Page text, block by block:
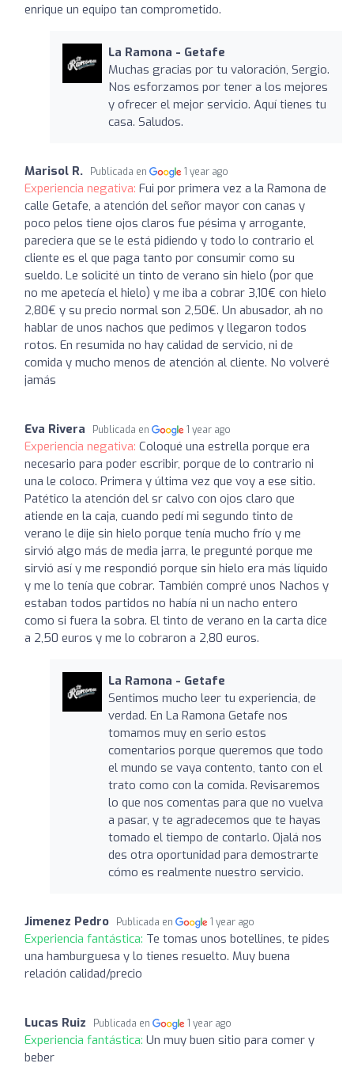
enrique un equipo tan comprometido.
La Ramona - Getafe
Muchas gracias por tu valoración, Sergio.
Nos esforzamos por tener a los mejores
y ofrecer el mejor servicio. Aquí tienes tu
casa. Saludos.
Marisol R. Publicada en 1 year ago
Experiencia negativa: Fui por primera vez a la Ramona de
calle Getafe, a atención del señor mayor con canas y
poco pelos tiene ojos claros fue pésima y arrogante,
pareciera que se le está pidiendo y todo lo contrario el
cliente es el que paga tanto por consumir como su
sueldo. Le solicité un tinto de verano sin hielo (por que
no me apetecía el hielo) y me iba a cobrar 3,10€ con hielo
2,80€ y su precio normal son 2,50€. Un abusador, ah no
hablar de unos nachos que pedimos y llegaron todos
rotos. En resumida no hay calidad de servicio, ni de
comida y mucho menos de atención al cliente. No volveré
jamás
Eva Rivera Publicada en 1 year ago
Experiencia negativa: Coloqué una estrella porque era
necesario para poder escribir, porque de lo contrario ni
una le coloco. Primera y última vez que voy a ese sitio.
Patético la atención del sr calvo con ojos claro que
atiende en la caja, cuando pedí mi segundo tinto de
verano le dije sin hielo porque tenía mucho frío y me
sirvió algo más de media jarra, le pregunté porque me
sirvió así y me respondió porque sin hielo era más líquido
y me lo tenía que cobrar. También compré unos Nachos y
estaban todos partidos no había ni un nacho entero
como si fuera la sobra. El tinto de verano en la carta dice
a 2,50 euros y me lo cobraron a 2,80 euros.
La Ramona - Getafe
Sentimos mucho leer tu experiencia, de
verdad. En La Ramona Getafe nos
tomamos muy en serio estos
comentarios porque queremos que todo
el mundo se vaya contento, tanto con el
trato como con la comida. Revisaremos
lo que nos comentas para que no vuelva
a pasar, y te agradecemos que te hayas
tomado el tiempo de contarlo. Ojalá nos
des otra oportunidad para demostrarte
cómo es realmente nuestro servicio.
Jimenez Pedro Publicada en 1 year ago
Experiencia fantástica: Te tomas unos botellines, te pides
una hamburguesa y lo tienes resuelto. Muy buena
relación calidad/precio
Lucas Ruiz Publicada en 1 year ago
Experiencia fantástica: Un muy buen sitio para comer y
beber